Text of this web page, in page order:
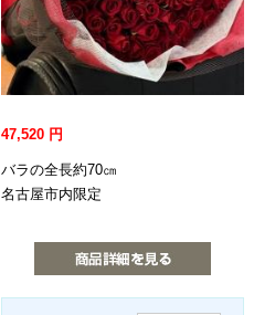
47,520 円
バラの全長約70㎝
名古屋市内限定